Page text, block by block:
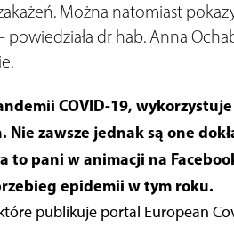
Można natomiast
dr hab. Anna
COVID-19,
zawsze jednak są one
to pani w animacji na
epidemii w tym roku.
publikuje portal European